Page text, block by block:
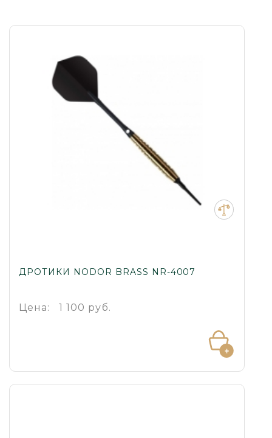
ДРОТИКИ NODOR BRASS NR-4007
Цена: 1 100 руб.